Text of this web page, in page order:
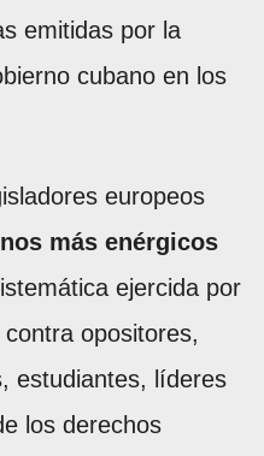
emitidas por la
cubano en los
europeos
más enérgicos
ejercida por
opositores,
estudiantes, líderes
los derechos